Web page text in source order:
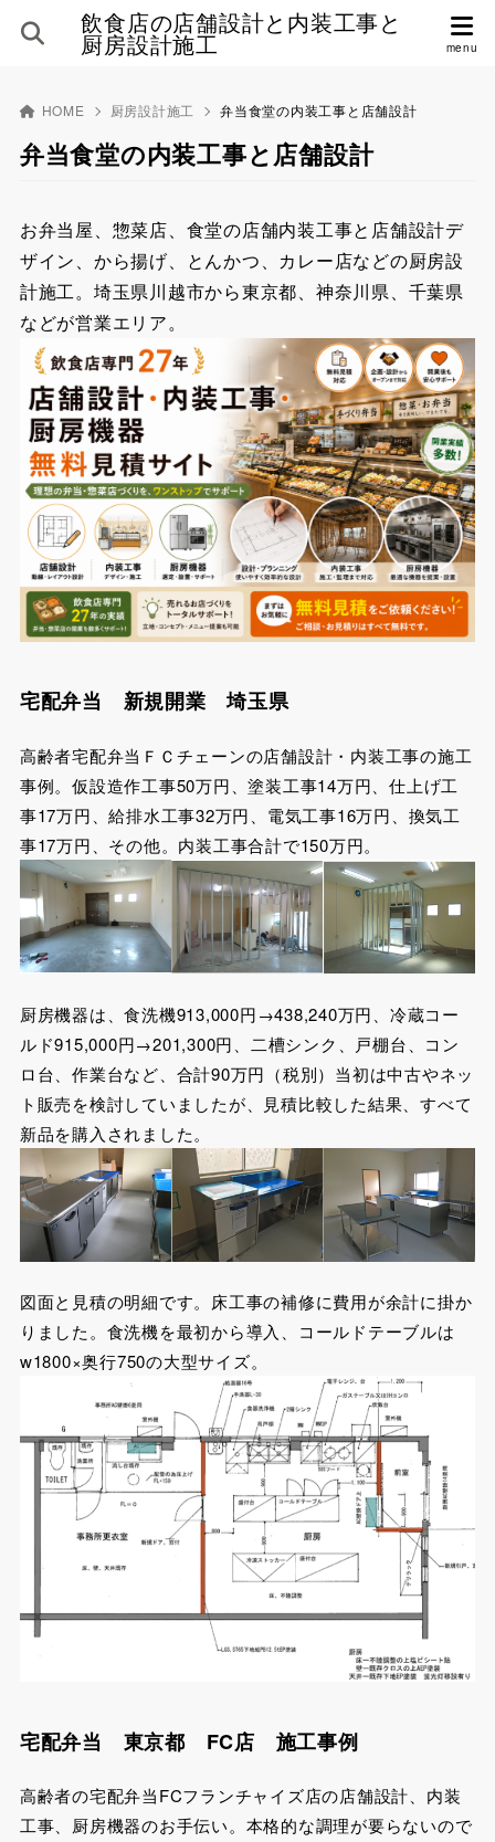
飲食店の店舗設計と内装工事と
厨房設計施工
HOME 厨房設計施工 弁当食堂の内装工事と店舗設計
弁当食堂の内装工事と店舗設計
お弁当屋、惣菜店、食堂の店舗内装工事と店舗設計デ
ザイン、から揚げ、とんかつ、カレー店などの厨房設
計施工。埼玉県川越市から東京都、神奈川県、千葉県
などが営業エリア。
宅配弁当 新規開業 埼玉県
高齢者宅配弁当ＦＣチェーンの店舗設計・内装工事の施工
事例。仮設造作工事50万円、塗装工事14万円、仕上げ工
事17万円、給排水工事32万円、電気工事16万円、換気工
事17万円、その他。内装工事合計で150万円。
厨房機器は、食洗機913,000円→438,240万円、冷蔵コー
ルド915,000円→201,300円、二槽シンク、戸棚台、コン
ロ台、作業台など、合計90万円（税別）当初は中古やネッ
ト販売を検討していましたが、見積比較した結果、すべて
新品を購入されました。
図面と見積の明細です。床工事の補修に費用が余計に掛か
りました。食洗機を最初から導入、コールドテーブルは
w1800×奥行750の大型サイズ。
宅配弁当 東京都 FC店 施工事例
高齢者の宅配弁当FCフランチャイズ店の店舗設計、内装
工事、厨房機器のお手伝い。本格的な調理が要らないので